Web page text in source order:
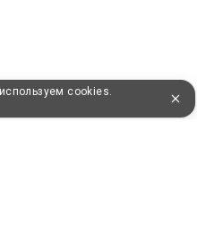
cookies.